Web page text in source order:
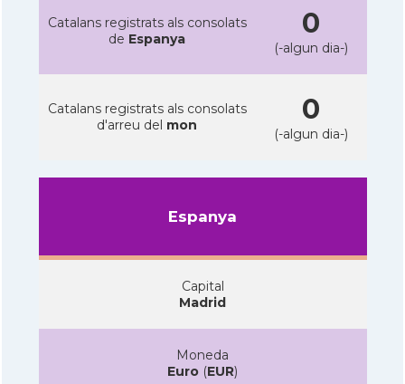
Catalans registrats als consolats
de Espanya 0
(-algun dia-)
Catalans registrats als consolats
d'arreu del mon 0
(-algun dia-)
Espanya
Capital
Madrid
Moneda
Euro (EUR)